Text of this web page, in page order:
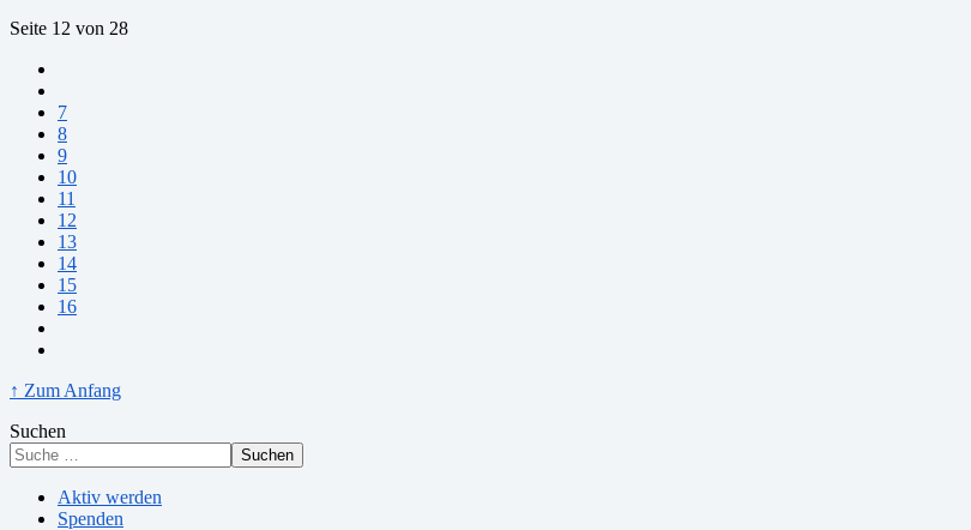
Seite 12 von 28
7
8
9
10
11
12
13
14
15
16
↑ Zum Anfang
Suchen
Suchen
Aktiv werden
Spenden